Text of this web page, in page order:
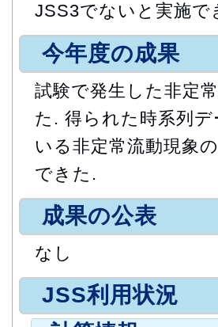
JSS3でないと実施で
今年度の成果
試験で発生した非定
た. 得られた時系列
いる非定常流動現象
できた.
成果の公表
なし
JSS利用状況